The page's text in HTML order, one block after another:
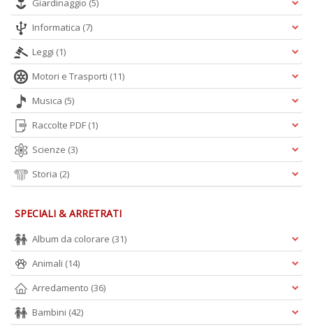
Giardinaggio (5)
Informatica (7)
Leggi (1)
Motori e Trasporti (11)
Musica (5)
Raccolte PDF (1)
Scienze (3)
Storia (2)
SPECIALI & ARRETRATI
Album da colorare (31)
Animali (14)
Arredamento (36)
Bambini (42)